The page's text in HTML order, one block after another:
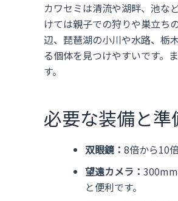
カワセミは清流や湖畔、池な
けては親子での狩りや巣立ち
辺、琵琶湖の小川や水路、栃
る個体を見つけやすいです。
す。
必要な装備と準
双眼鏡： 8倍から10
望遠カメラ：
と便利です。